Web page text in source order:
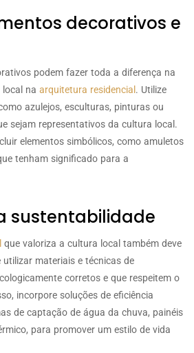
decorativos e
podem fazer toda a diferença na
na arquitetura residencial . Utilize
azulejos, esculturas, pinturas ou
sejam representativos da cultura local.
elementos simbólicos, como amuletos
tenham significado para a
sustentabilidade
que valoriza a cultura local também deve
materiais e técnicas de
corretos e que respeitem o
incorpore soluções de eficiência
de captação de água da chuva, painéis
para promover um estilo de vida